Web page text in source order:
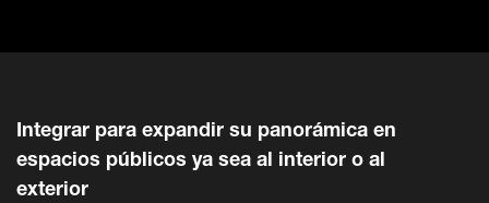
Integrar para expandir su panorámica en
espacios públicos ya sea al interior o al
exterior